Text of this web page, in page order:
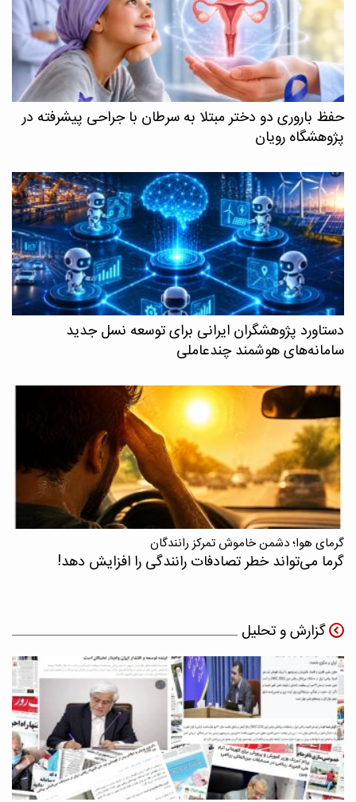
حفظ باروری دو دختر مبتلا به سرطان با جراحی پیشرفته در
پژوهشگاه رویان
دستاورد پژوهشگران ایرانی برای توسعه نسل جدید
سامانه‌های هوشمند چندعاملی
گرمای هوا؛ دشمن خاموش تمرکز رانندگان
گرما می‌تواند خطر تصادفات رانندگی را افزایش دهد!
گزارش و تحلیل